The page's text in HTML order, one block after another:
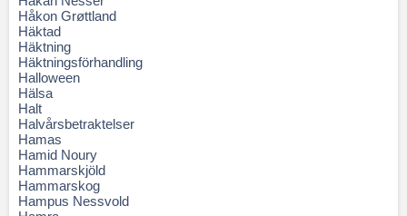
Håkon Grøttland
Häktad
Häktning
Häktningsförhandling
Halloween
Hälsa
Halt
Halvårsbetraktelser
Hamas
Hamid Noury
Hammarskjöld
Hammarskog
Hampus Nessvold